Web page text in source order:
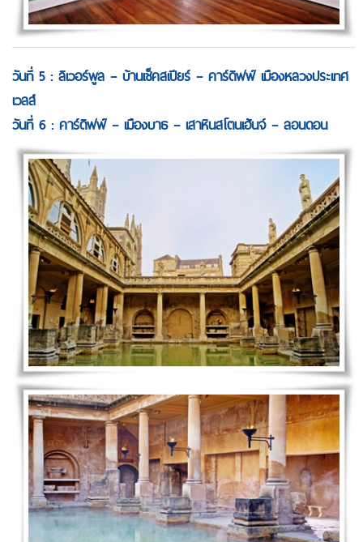
วันที่ 5 : ลิเวอร์พูล – บ้านเช็คสเปียร์ – คาร์ดิฟฟ์ เมืองหลวงประเทศ
เวลส์
วันที่ 6 : คาร์ดิฟฟ์ – เมืองบาธ – เสาหินสโตนเฮ้นจ์ – ลอนดอน